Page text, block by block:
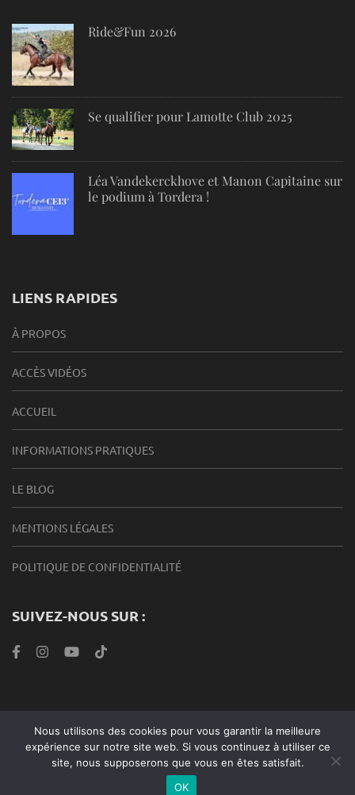
Ride&Fun 2026
Se qualifier pour Lamotte Club 2025
Léa Vandekerckhove et Manon Capitaine sur
le podium à Tordera !
LIENS RAPIDES
À PROPOS
ACCÈS VIDÉOS
ACCUEIL
INFORMATIONS PRATIQUES
LE BLOG
MENTIONS LÉGALES
POLITIQUE DE CONFIDENTIALITÉ
SUIVEZ-NOUS SUR :
Roabook Endurance 2024 |Metro Magazine | Développé par
Rara Theme. Propulsé parWordPress.
Politique de confidentialité
Nous utilisons des cookies pour vous garantir la meilleure
expérience sur notre site web. Si vous continuez à utiliser ce
site, nous supposerons que vous en êtes satisfait.
OK